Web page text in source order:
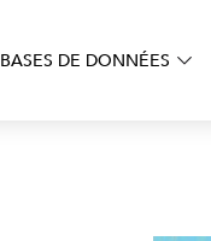
BASES DE DONNÉES